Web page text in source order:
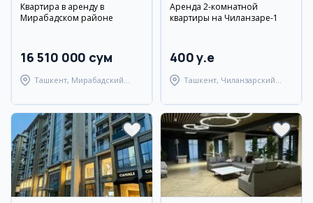
Квартира в аренду в
Мирабадском районе
16 510 000 сум
Ташкент, Мирабадский
Аренда 2-комнатной
квартиры на Чиланзаре-1
400 y.e
Ташкент, Чиланзарский